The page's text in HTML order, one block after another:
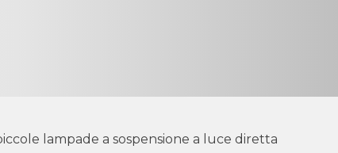
lampade a sospensione a luce diretta